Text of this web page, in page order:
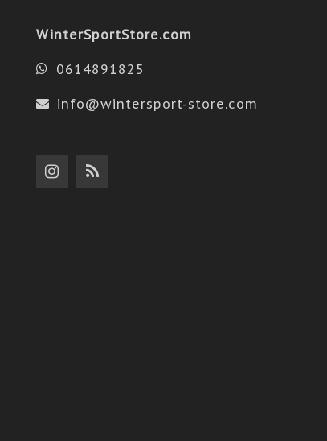
WinterSportStore.com
0614891825
info@wintersport-store.com